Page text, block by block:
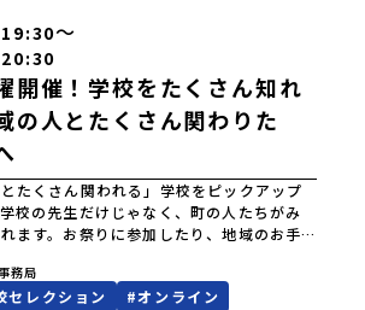
〜
開催！学校をたくさん知れ
の人とたくさん関わりた
たくさん関われる」学校をピックアップ
校の先生だけじゃなく、町の人たちがみ
ます。お祭りに参加したり、地域のお手
先で家族のように過ごしたり。人とのつ
、温かく育つことができる学校をご紹介
ベントでわかること アットホームな雰囲気
務局
セレクション #オンライン